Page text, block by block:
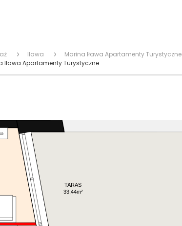
Iława
Marina Iława Apartamenty Turystyczne
Apartamenty Turystyczne
TARAS
33,44m²